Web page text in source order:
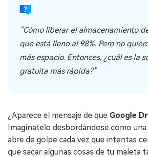
“Cómo liberar el almacenamiento
que está lleno al 98%. Pero no
más espacio. Entonces, ¿cuál es la
gratuita más rápida?”
¿Aparece el mensaje de que Google
Imagínatelo desbordándose como una
abre de golpe cada vez que intentas
que sacar algunas cosas de tu maleta